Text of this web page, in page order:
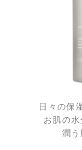
日々の保
お肌の水
潤う